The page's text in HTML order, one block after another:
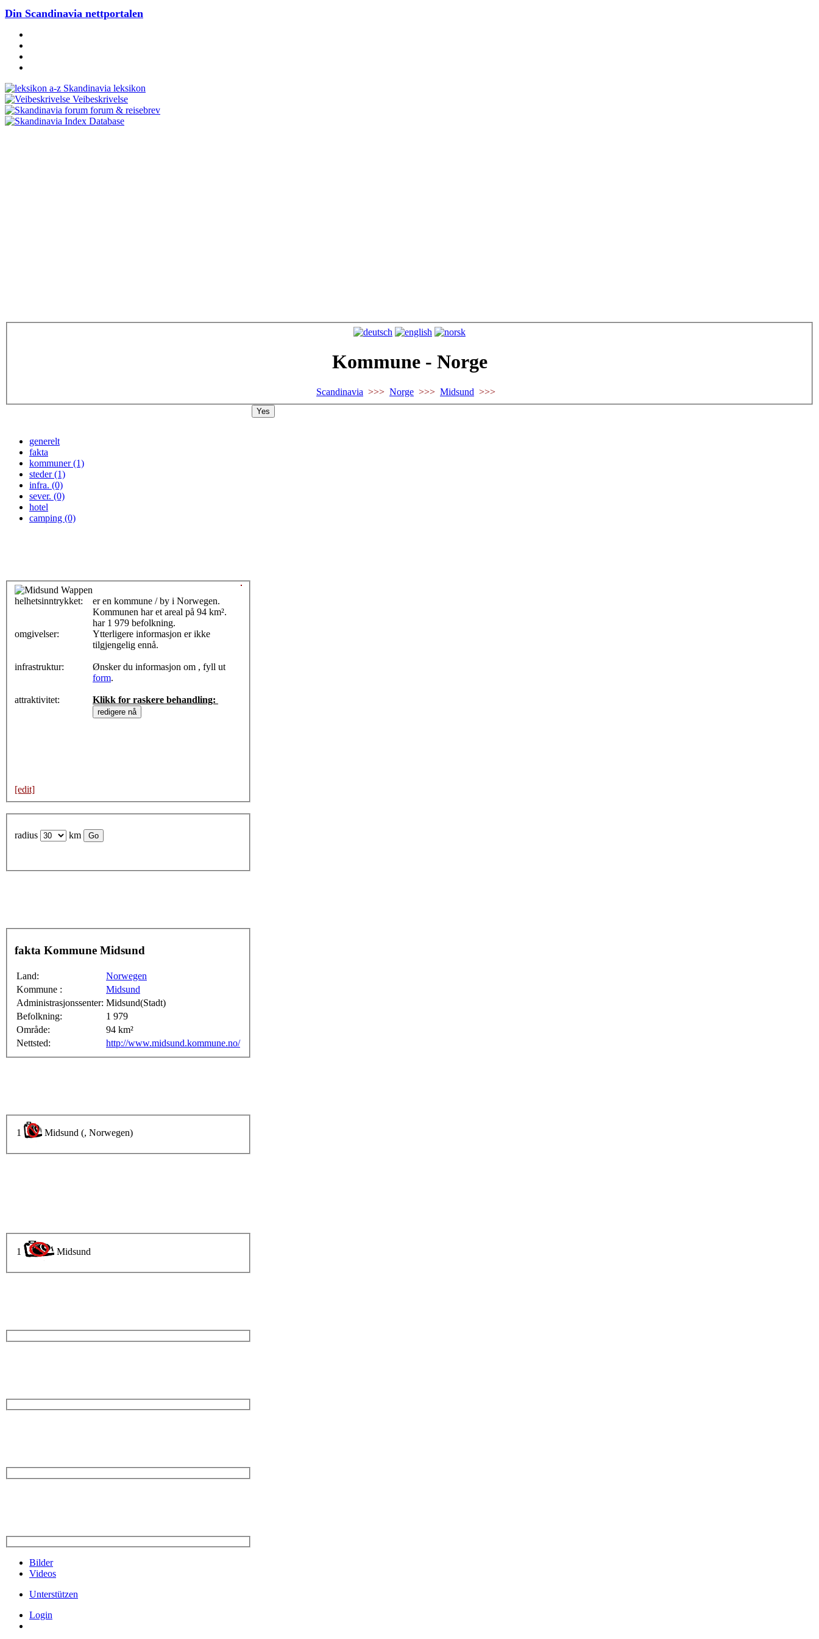
Din Scandinavia nettportalen
Skandinavia leksikon
Veibeskrivelse
forum & reisebrev
Database
Kommune - Norge
Scandinavia >>> Norge >>> Midsund
generelt
fakta
kommuner (1)
steder (1)
infra. (0)
sever. (0)
hotel
camping (0)
helhetsinntrykket:
omgivelser:
infrastruktur:
attraktivitet:
er en kommune / by i Norwegen.
Kommunen har et areal på 94 km².
har 1 979 befolkning.
Ytterligere informasjon er ikke
tilgjengelig ennå.
Ønsker du informasjon om , fyll ut
form.
Klikk for raskere behandling:
[edit]
radius km
fakta Kommune Midsund
Land:
Norwegen
Kommune :
Midsund
Administrasjonssenter: Midsund(Stadt)
Befolkning:
1 979
Område:
94 km²
Nettsted:
http://www.midsund.kommune.no/
1 Midsund (, Norwegen)
1 Midsund
Yes
Bilder
Videos
Unterstützen
Login